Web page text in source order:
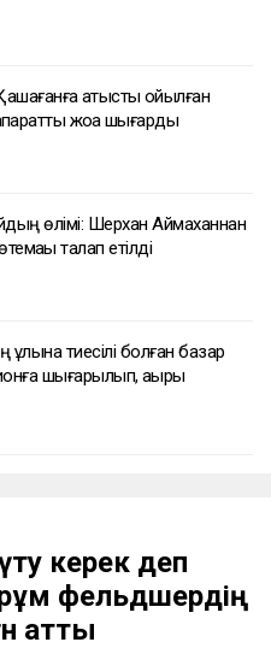
қатысты қойылған
жоққа шығарды
өлімі: Шерхан Аймаханнан
талап етілді
тиесілі болған базар
шығарылып, ақыры
керек деп
фельдшердің
қатты